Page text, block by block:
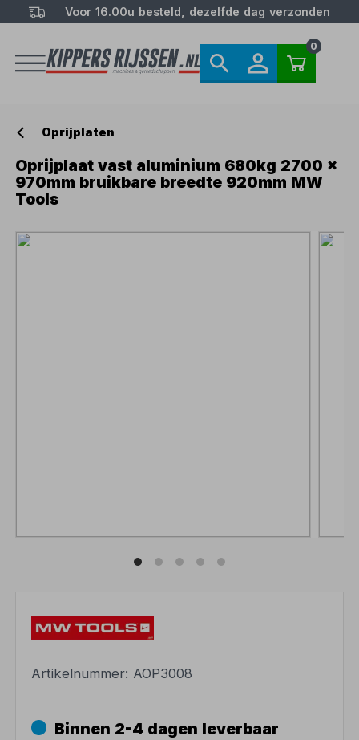
Voor 16.00u besteld, dezelfde dag verzonden
0
Oprijplaten
Oprijplaat vast aluminium 680kg 2700 x
970mm bruikbare breedte 920mm MW
Tools
Artikelnummer: AOP3008
Binnen 2-4 dagen leverbaar